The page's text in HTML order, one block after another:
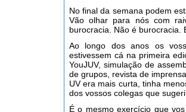
No final da semana podem
Vão olhar para nós com
burocracia. Não é burocracia.
Ao longo dos anos os
estivessem cá na primeira
YouJUV, simulação de
de grupos, revista de
UV era mais curta, tinha
dos vossos colegas que
É o mesmo exercício que